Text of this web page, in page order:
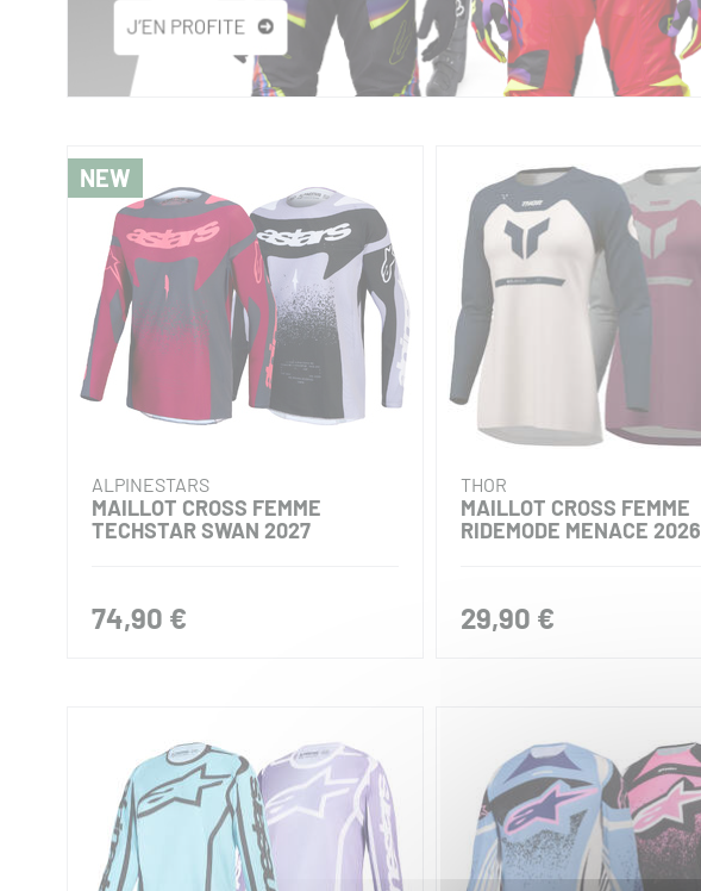
NEW
ALPINESTARS
MAILLOT CROSS FEMME
TECHSTAR SWAN 2027
74,90 €
THOR
MAILLOT CROSS FEMME
RIDEMODE MENACE 2026
29,90 €